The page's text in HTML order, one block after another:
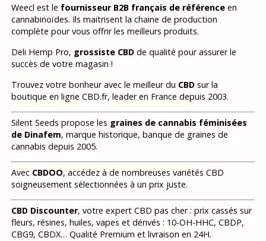
Weecl est le fournisseur B2B français de référenceen
cannabinoïdes. Ils maitrisent la chaine de production
complète pour vous offrir les meilleurs produits.
Deli Hemp Pro, grossiste CBDde qualité pour assurer le
succès de votre magasin !
Trouvez votre bonheur avec le meilleur du CBDsur la
boutique en ligne CBD.fr, leader en France depuis 2003.
Silent Seeds propose les graines de cannabis féminisées
de Dinafem, marque historique, banque de graines de
cannabis depuis 2005.
Avec CBDOO, accédez à de nombreuses variétés CBD
soigneusement sélectionnées à un prix juste.
CBD Discounter, votre expert CBD pas cher : prix cassés sur
fleurs, résines, huiles, vapes et dérivés : 10-OH-HHC, CBDP,
CBG9, CBDX… Qualité Premium et livraison en 24H.